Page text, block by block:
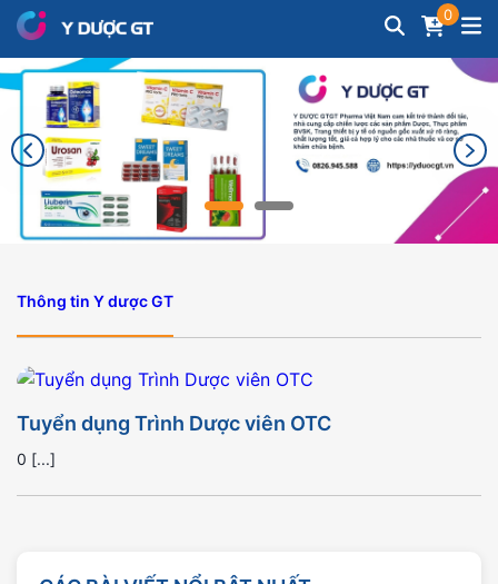
0
Thông tin Y dược GT
Tuyển dụng Trình Dược viên OTC
0 [...]